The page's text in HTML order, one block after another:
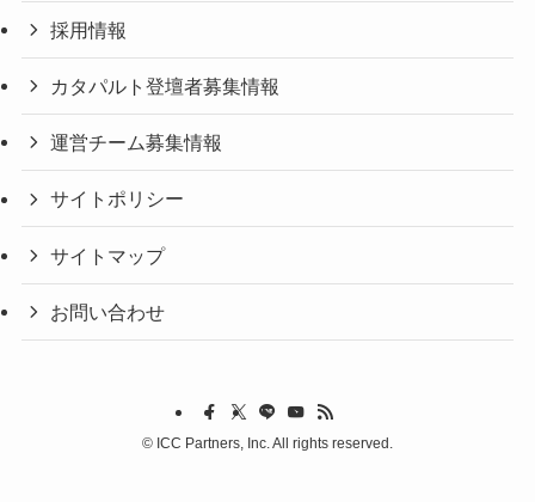
採用情報
カタパルト登壇者募集情報
運営チーム募集情報
サイトポリシー
サイトマップ
お問い合わせ
© ICC Partners, Inc. All rights reserved.